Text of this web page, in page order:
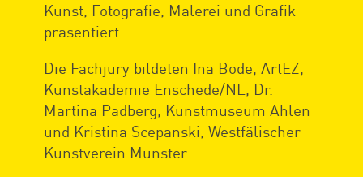
Kunst, Fotografie, Malerei und Grafik
präsentiert.
Die Fachjury bildeten Ina Bode, ArtEZ,
Kunstakademie Enschede/NL, Dr.
Martina Padberg, Kunstmuseum Ahlen
und Kristina Scepanski, Westfälischer
Kunstverein Münster.